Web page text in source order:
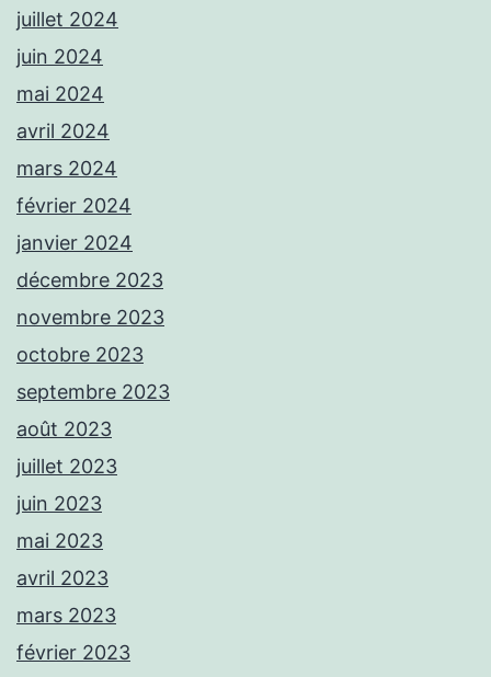
juillet 2024
juin 2024
mai 2024
avril 2024
mars 2024
février 2024
janvier 2024
décembre 2023
novembre 2023
octobre 2023
septembre 2023
août 2023
juillet 2023
juin 2023
mai 2023
avril 2023
mars 2023
février 2023